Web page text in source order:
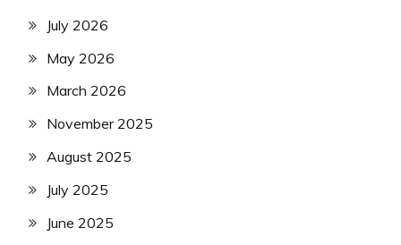
July 2026
May 2026
March 2026
November 2025
August 2025
July 2025
June 2025